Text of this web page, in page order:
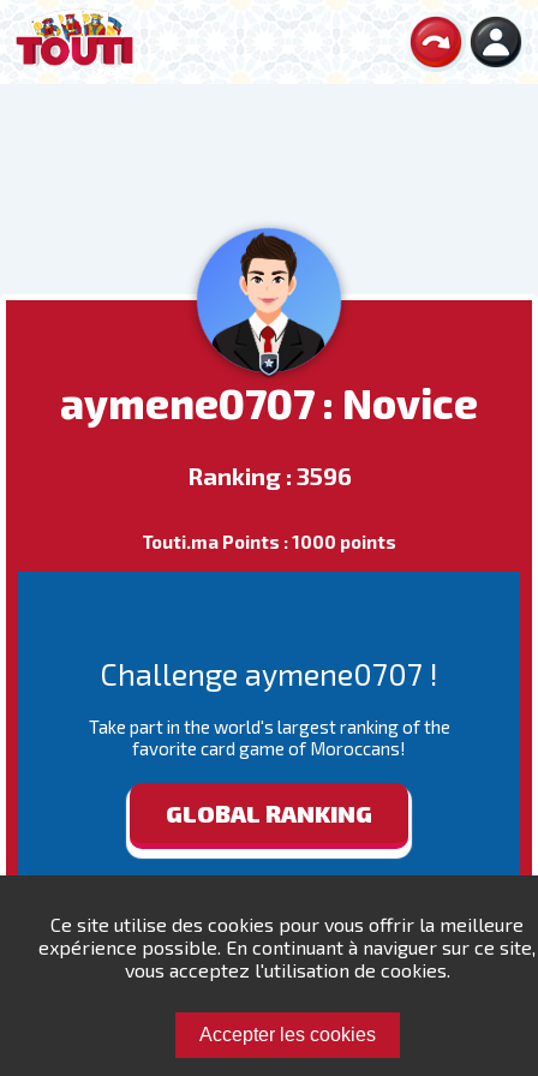
Ce site utilise des cookies pour vous offrir la meilleure
expérience possible. En continuant à naviguer sur ce site,
vous acceptez l'utilisation de cookies.
Accepter les cookies
aymene0707 : Novice
Ranking : 3596
Touti.ma Points : 1000 points
Challenge aymene0707 !
Take part in the world's largest ranking of the
favorite card game of Moroccans!
GLOBAL RANKING